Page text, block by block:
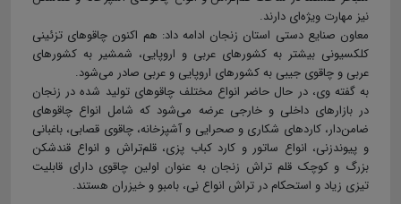
نیز مهارت ویژه‌ای دارند.
معاون صنایع دستی استان زنجان ادامه داد: هم اکنون چاقوهای تزئینی
کلکسیونی بیشتر به کشورهای عربی و اروپایی، شمشیر به کشورهای
عربی و چاقوی جیبی به کشورهای اروپایی و عربی صادر می‌شود.
به گفته وی، در حال حاضر انواع مختلف چاقوهای تولید شده در زنجان
در بازارهای داخلی و خارجی عرضه می‌شود که شامل انواع چاقوهای
ضامن‌دار، کاردهای شکاری و صحرایی و آشپزخانه، چاقوی قصابی، باغبانی
و پیوندزنی، انواع ساتور و کارد کباب پزی، قلم‌تراش و انواع قندشکن
بزرگ و کوچک قلم تراش زنجان به عنوان اولین چاقوی دارای قابلیت
تیزی زیاد و استحکام در تراش انواع نِی، بامبو و خیزران هستند.